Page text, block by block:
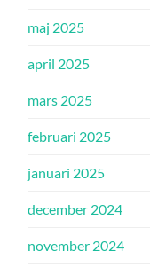
maj 2025
april 2025
mars 2025
februari 2025
januari 2025
december 2024
november 2024